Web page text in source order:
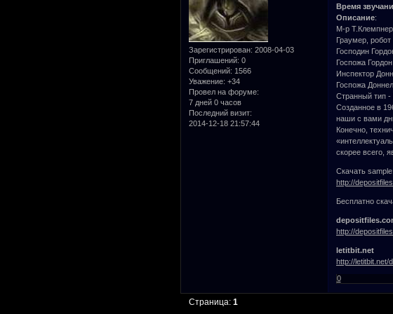
Зарегистрирован: 2008-04-03
Приглашений: 0
Сообщений: 1566
Уважение: +34
Провел на форуме:
7 дней 0 часов
Последний визит:
2014-12-18 21:57:44
Время
Описание:
М-р Т.Клемпнер
Граумер,
Господин
Госпожа
Инспектор
Госпожа
Странный тип -
Созданное в
наши с вами
Конечно,
скорее всего,
Скачать sample:
http://
Бесплатно
http://
letitbit.net
http://letitbit.net/
0
Страница: 1